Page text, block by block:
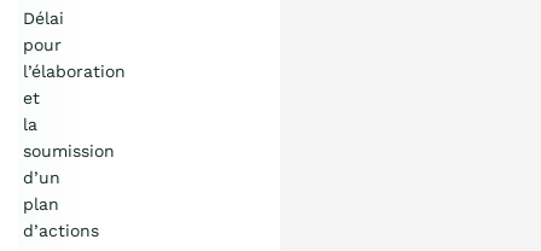
Délai
pour
l’élaboration
et
la
soumission
d’un
plan
d’actions